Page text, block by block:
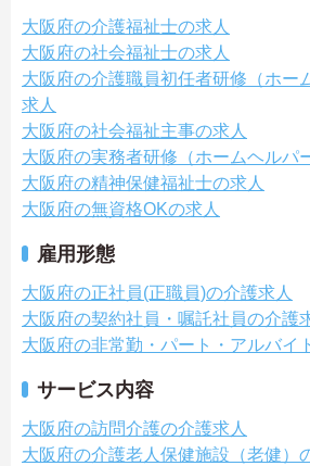
大阪府の介護福祉士の求人
大阪府の社会福祉士の求人
大阪府の介護職員初任者研修（ホー
求人
大阪府の社会福祉主事の求人
大阪府の実務者研修（ホームヘルパ
大阪府の精神保健福祉士の求人
大阪府の無資格OKの求人
雇用形態
大阪府の正社員(正職員)の介護求人
大阪府の契約社員・嘱託社員の介護
大阪府の非常勤・パート・アルバイ
サービス内容
大阪府の訪問介護の介護求人
大阪府の介護老人保健施設（老健）